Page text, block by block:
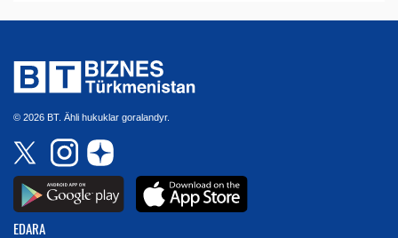
© 2026 BT. Ähli hukuklar goralandyr.
EDARA